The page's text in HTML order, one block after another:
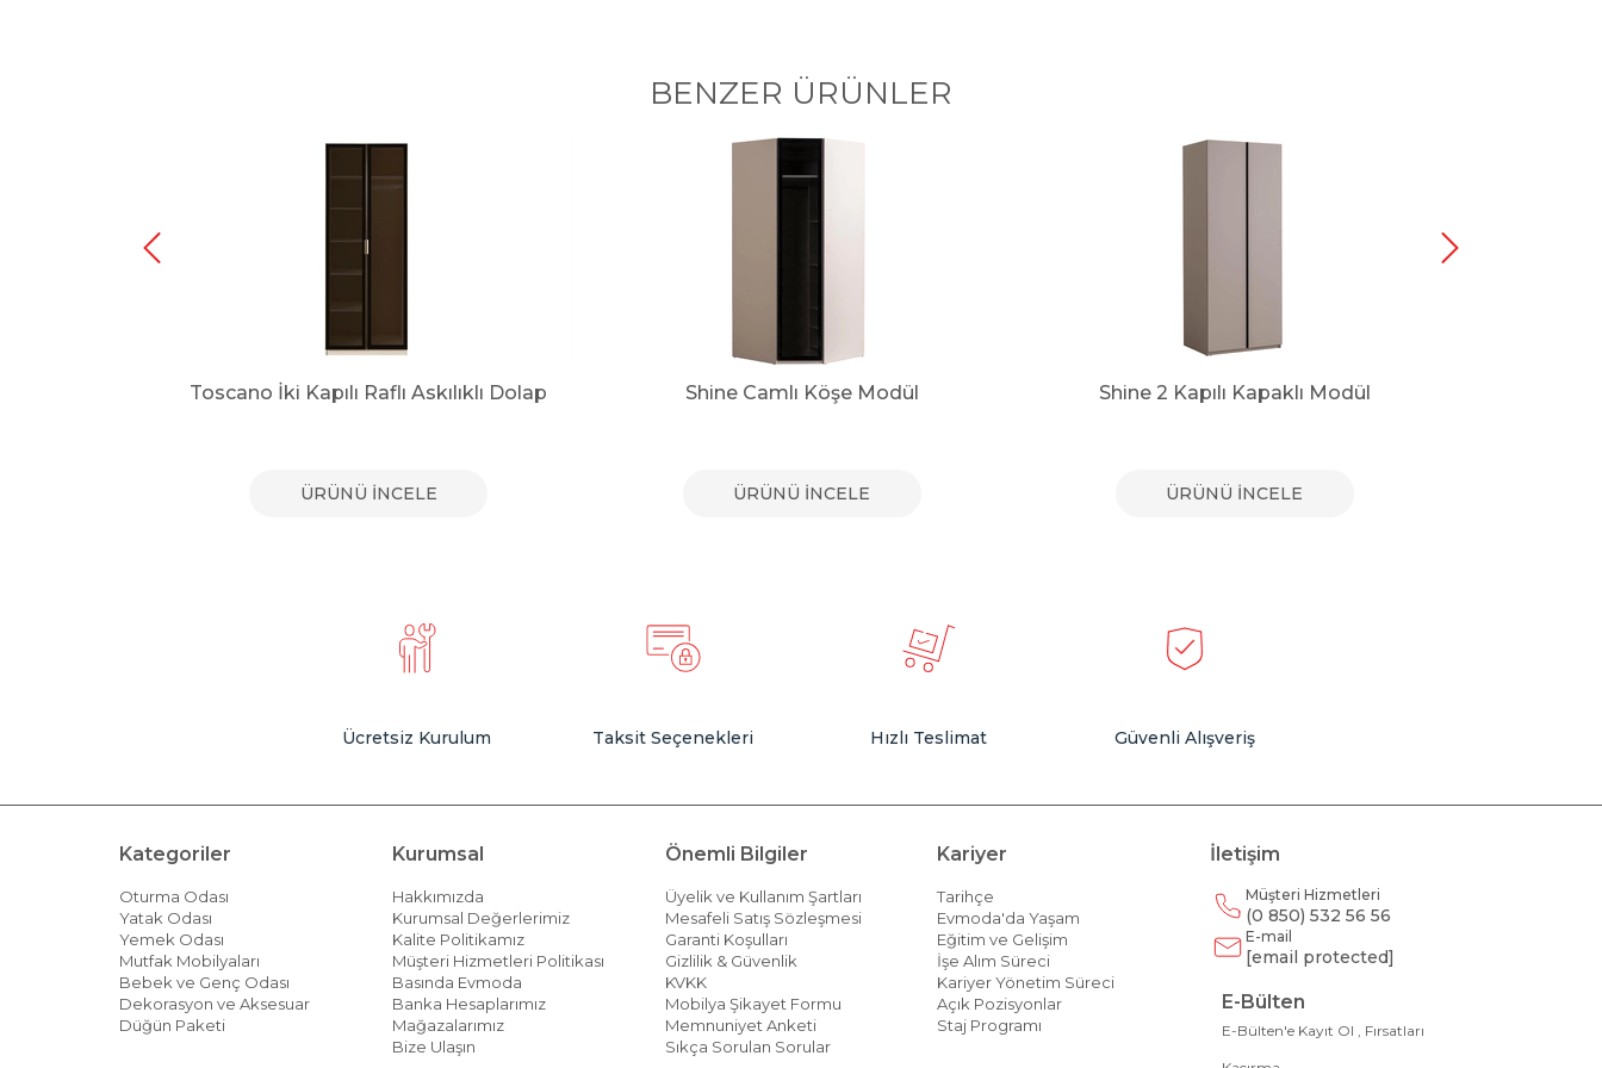
BENZER ÜRÜNLER
Toscano İki Kapılı Raflı Askılıklı Dolap
ÜRÜNÜ İNCELE
Shine Camlı Köşe Modül
ÜRÜNÜ İNCELE
Shine 2 Kapılı Kapaklı Modül
ÜRÜNÜ İNCELE
Ücretsiz Kurulum Taksit Seçenekleri Hızlı Teslimat Güvenli Alışveriş
Kategoriler
Oturma Odası
Yatak Odası
Yemek Odası
Mutfak Mobilyaları
Bebek ve Genç Odası
Dekorasyon ve Aksesuar
Düğün Paketi
Kurumsal
Hakkımızda
Kurumsal Değerlerimiz
Kalite Politikamız
Müşteri Hizmetleri Politikası
Basında Evmoda
Banka Hesaplarımız
Mağazalarımız
Bize Ulaşın
Önemli Bilgiler
Üyelik ve Kullanım Şartları
Mesafeli Satış Sözleşmesi
Garanti Koşulları
Gizlilik & Güvenlik
KVKK
Mobilya Şikayet Formu
Memnuniyet Anketi
Sıkça Sorulan Sorular
Kariyer
Tarihçe
Evmoda'da Yaşam
Eğitim ve Gelişim
İşe Alım Süreci
Kariyer Yönetim Süreci
Açık Pozisyonlar
Staj Programı
İletişim
Müşteri Hizmetleri
(0 850) 532 56 56
E-mail
[email protected]
E-Bülten
E-Bülten'e Kayıt Ol , Fırsatları